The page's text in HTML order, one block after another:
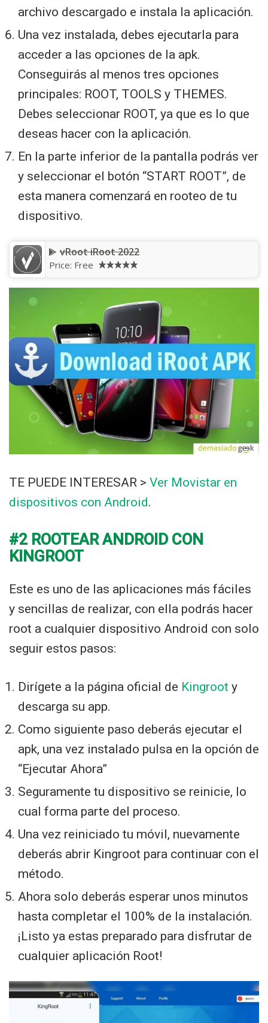
archivo descargado e instala la aplicación.
Una vez instalada, debes ejecutarla para
acceder a las opciones de la apk.
Conseguirás al menos tres opciones
principales: ROOT, TOOLS y THEMES.
Debes seleccionar ROOT, ya que es lo que
deseas hacer con la aplicación.
En la parte inferior de la pantalla podrás ver
y seleccionar el botón “START ROOT”, de
esta manera comenzará en rooteo de tu
dispositivo.
vRoot iRoot 2022
Price: Free
TE PUEDE INTERESAR > Ver Movistar en
dispositivos con Android.
#2 ROOTEAR ANDROID CON
KINGROOT
Este es uno de las aplicaciones más fáciles
y sencillas de realizar, con ella podrás hacer
root a cualquier dispositivo Android con solo
seguir estos pasos:
Dirígete a la página oficial de Kingroot y
descarga su app.
Como siguiente paso deberás ejecutar el
apk, una vez instalado pulsa en la opción de
“Ejecutar Ahora”
Seguramente tu dispositivo se reinicie, lo
cual forma parte del proceso.
Una vez reiniciado tu móvil, nuevamente
deberás abrir Kingroot para continuar con el
método.
Ahora solo deberás esperar unos minutos
hasta completar el 100% de la instalación.
¡Listo ya estas preparado para disfrutar de
cualquier aplicación Root!